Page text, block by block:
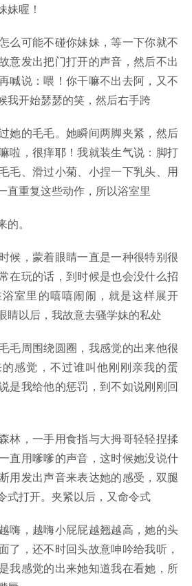
妹喔！
么可能不碰你妹妹，等一下你就不
意发出把门打开的声音，然后不出
喊说：喂！你干嘛不出去阿，又不
我开始瑟瑟的笑，然后右手跨
她的毛毛。她瞬间两脚夹紧，然后
啦，很痒耶！我就装生气说：脚打
毛、滑过小菊、小捏一下乳头、用
直重复这些动作，所以浴室里
。
候，蒙着眼睛一直是一种很特别很
在玩的话，到时候是也会没什么招
室里的嘻嘻闹闹，就是这样展开
睛以后，我故意去骚学妹的私处
毛周围绕圆圈，我感觉的出来他很
感觉，不过谁叫他刚刚亲我的蛋
是我给他的惩罚，到不如说刚刚回
林，一手用食指与大拇哥轻轻捏揉
直用嗲嗲的声音，这时候她没说什
用发出声音来表达她的感受，双腿
式打开。夹紧以后，又命令式
嗨，越嗨小屁屁越翘越高，她的头
了，还不时回头故意呻吟给我听，
我感觉的出来她知道我在看她，所